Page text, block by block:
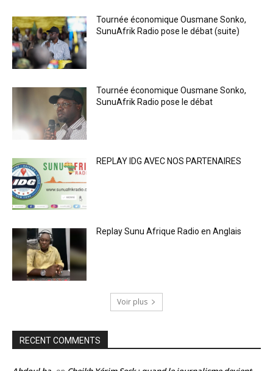
Tournée économique Ousmane Sonko,
SunuAfrik Radio pose le débat (suite)
Tournée économique Ousmane Sonko,
SunuAfrik Radio pose le débat
REPLAY IDG AVEC NOS PARTENAIRES
Replay Sunu Afrique Radio en Anglais
Voir plus
RECENT COMMENTS